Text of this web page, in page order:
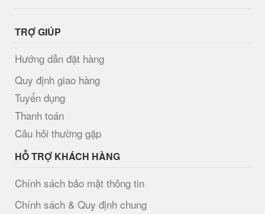
TRỢ GIÚP
Hướng dẫn đặt hàng
Quy định giao hàng
Tuyển dụng
Thanh toán
Câu hỏi thường gặp
HỖ TRỢ KHÁCH HÀNG
Chính sách bảo mật thông tin
Chính sách & Quy định chung